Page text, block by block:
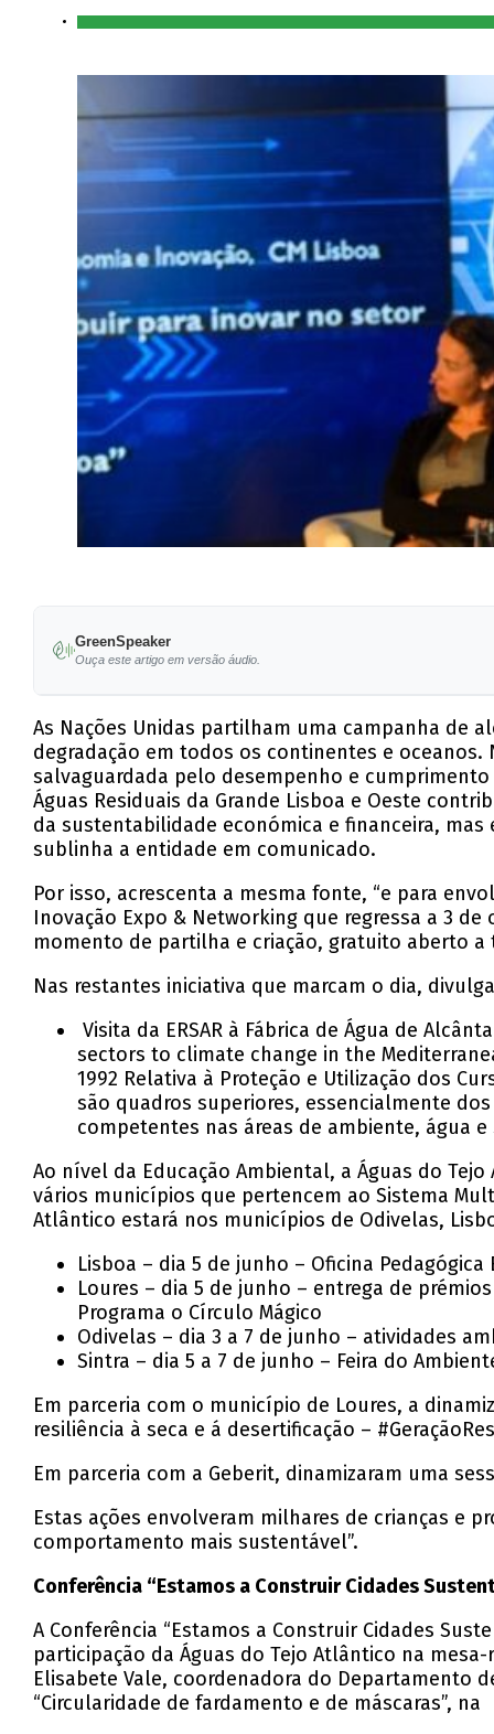
GreenSpeaker
Ouça este artigo em versão áudio.
As Nações Unidas partilham uma campanha de
degradação em todos os continentes e
salvaguardada pelo desempenho e
Águas Residuais da Grande Lisboa e Oeste
da sustentabilidade económica e financeira,
sublinha a entidade em comunicado.
Por isso, acrescenta a mesma fonte, “e para
Inovação Expo & Networking que regressa a 3
momento de partilha e criação, gratuito aberto a
Nas restantes iniciativa que marcam o dia,
Visita da ERSAR à Fábrica de Água de
sectors to climate change in the
1992 Relativa à Proteção e Utilização dos
são quadros superiores, essencialmente
competentes nas áreas de ambiente, água e
Ao nível da Educação Ambiental, a Águas do
vários municípios que pertencem ao Sistema
Atlântico estará nos municípios de Odivelas,
Lisboa – dia 5 de junho – Oficina
Loures – dia 5 de junho – entrega de
Programa o Círculo Mágico
Odivelas – dia 3 a 7 de junho – atividades
Sintra – dia 5 a 7 de junho – Feira do
Em parceria com o município de Loures, a
resiliência à seca e á desertificação –
Em parceria com a Geberit, dinamizaram uma
Estas ações envolveram milhares de crianças e
comportamento mais sustentável”.
Conferência “Estamos a Construir Cidades
A Conferência “Estamos a Construir Cidades
participação da Águas do Tejo Atlântico na
Elisabete Vale, coordenadora do Departamento
“Circularidade de fardamento e de máscaras”, na